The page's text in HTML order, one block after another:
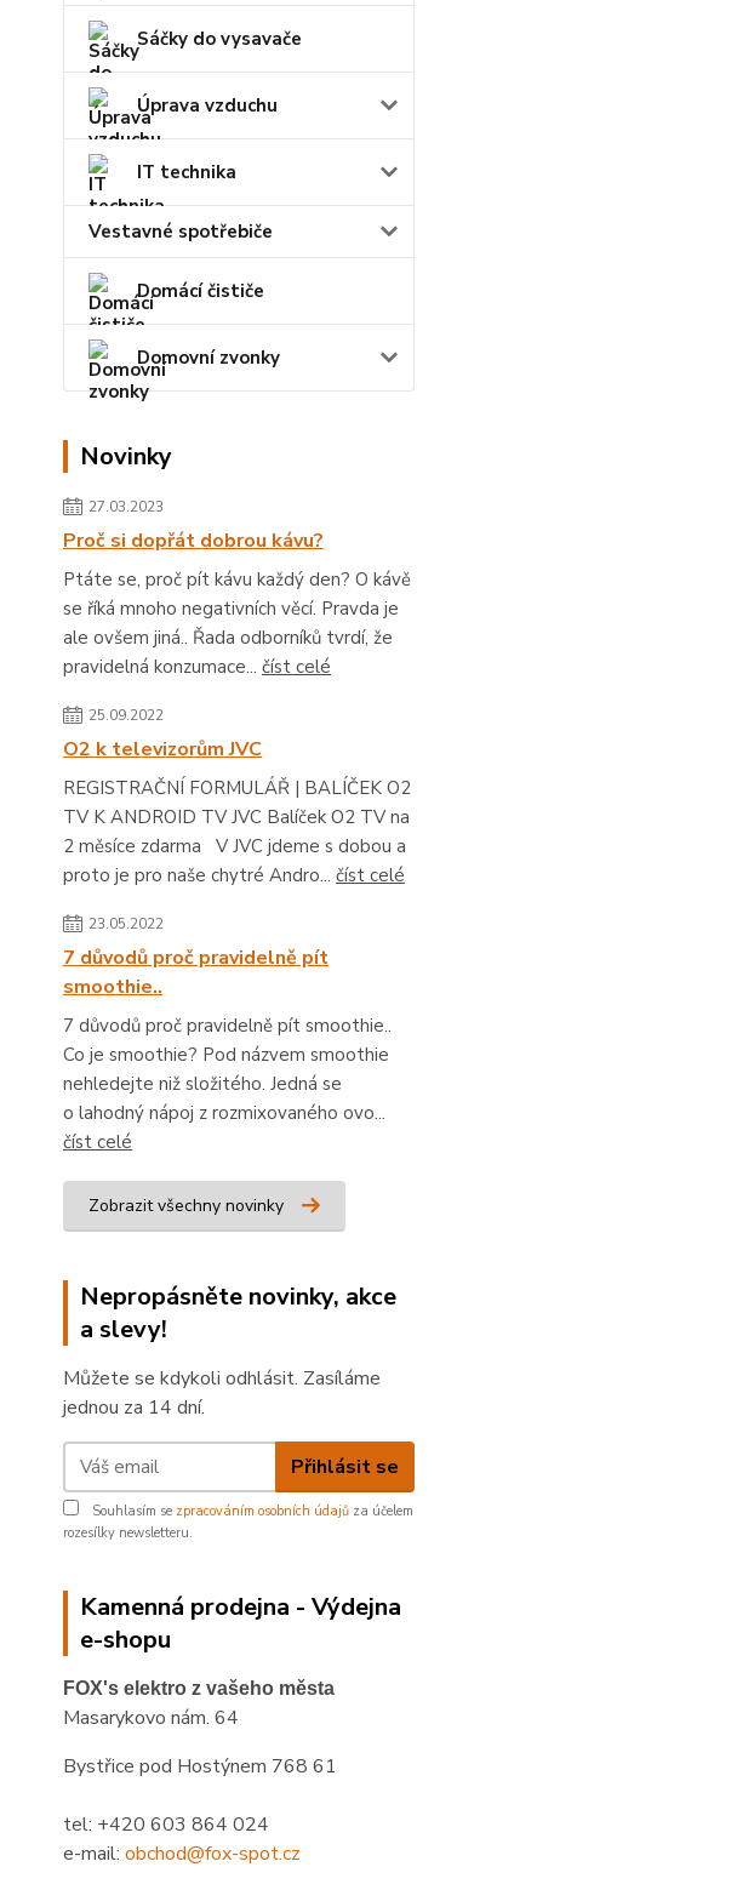
Sáčky do vysavače
Úprava vzduchu
IT technika
Vestavné spotřebiče
Domácí čističe
Domovní zvonky
Novinky
27.03.2023
Proč si dopřát dobrou kávu?
Ptáte se, proč pít kávu každý den? O kávě
se říká mnoho negativních věcí. Pravda je
ale ovšem jiná.. Řada odborníků tvrdí, že
pravidelná konzumace... číst celé
25.09.2022
O2 k televizorům JVC
REGISTRAČNÍ FORMULÁŘ | BALÍČEK O2
TV K ANDROID TV JVC Balíček O2 TV na
2 měsíce zdarma V JVC jdeme s dobou a
proto je pro naše chytré Andro... číst celé
23.05.2022
7 důvodů proč pravidelně pít
smoothie..
7 důvodů proč pravidelně pít smoothie..
Co je smoothie? Pod názvem smoothie
nehledejte niž složitého. Jedná se
o lahodný nápoj z rozmixovaného ovo...
číst celé
Zobrazit všechny novinky
Nepropásněte novinky, akce
a slevy!
Můžete se kdykoli odhlásit. Zasíláme
jednou za 14 dní.
Přihlásit se
Souhlasím se zpracováním osobních údajů za účelem
rozesílky newsletteru.
Kamenná prodejna - Výdejna
e-shopu
FOX's elektro z vašeho města
Masarykovo nám. 64
Bystřice pod Hostýnem 768 61
tel: +420 603 864 024
e-mail: obchod@fox-spot.cz